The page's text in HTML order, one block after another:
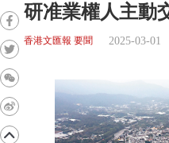
研准業權人主動
香港文匯報 要聞 2025-03-01